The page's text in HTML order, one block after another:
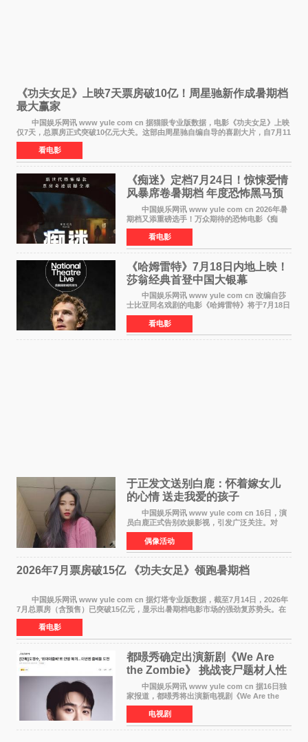
《功夫女足》上映7天票房破10亿！周星驰新作成暑期档
最大赢家
中国娱乐网讯 www yule com cn 据猫眼专业版数据，电影《功夫女足》上映
仅7天，总票房正式突破10亿元大关。这部由周星驰自编自导的喜剧大片，自7月11
日公映以来便展现出惊人的市场统治力。
看电影
《痴迷》定档7月24日！惊悚爱情
风暴席卷暑期档 年度恐怖黑马预
中国娱乐网讯 www yule com cn 2026年暑
期档又添重磅选手！万众期待的恐怖电影《痴
迷》今日正式官宣定档，将于7月24日登陆内地各
大院线。这部被业内专家誉为新世代爆款恐怖电
影的作品，将为
看电影
《哈姆雷特》7月18日内地上映！
莎翁经典首登中国大银幕
中国娱乐网讯 www yule com cn 改编自莎
士比亚同名戏剧的电影《哈姆雷特》将于7月18日
在中国内地上映。这部跨越四百年的文学经典被
搬上大银幕，为观众带来一场视觉与听觉的双重
盛宴。 《
看电影
于正发文送别白鹿：怀着嫁女儿
的心情 送走我爱的孩子
中国娱乐网讯 www yule com cn 16日，演
员白鹿正式告别欢娱影视，引发广泛关注。对
此，欢娱影视创始人于正在社交平台发文回应，
字里行间流露不舍与祝福。 于正透露，以前
每次有演员到期不
偶像活动
2026年7月票房破15亿 《功夫女足》领跑暑期档
中国娱乐网讯 www yule com cn 据灯塔专业版数据，截至7月14日，2026年
7月总票房（含预售）已突破15亿元，显示出暑期档电影市场的强劲复苏势头。在
众多上映影片中，《功夫女足》《小黄人与大
看电影
都暻秀确定出演新剧《We Are
the Zombie》 挑战丧尸题材人性
喜剧
中国娱乐网讯 www yule com cn 据16日独
家报道，都暻秀将出演新电视剧《We Are the
Zombie》，在剧中饰演主演金仁钟一角，挑战与
以往丧尸题材截然不同的人性喜剧。 新剧
《We Are t
电视剧